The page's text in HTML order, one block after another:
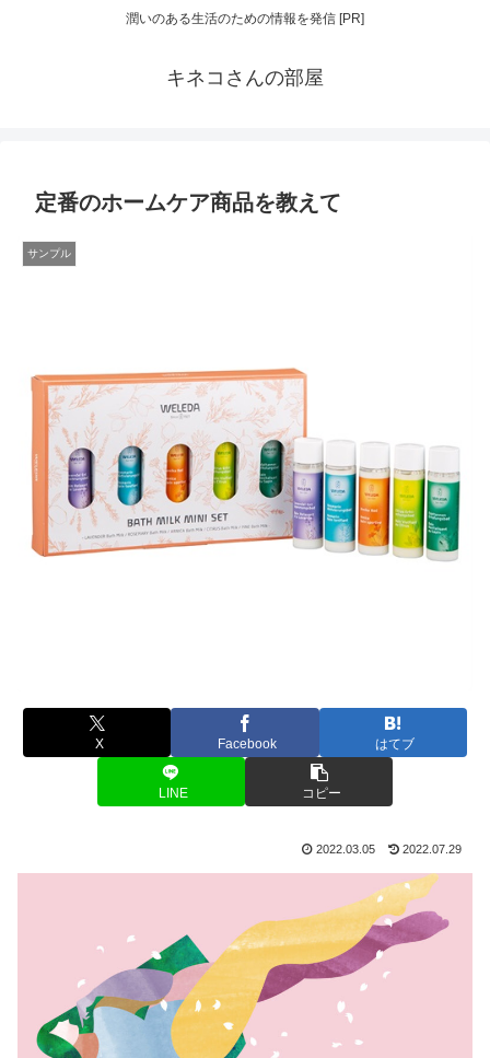
潤いのある生活のための情報を発信 [PR]
キネコさんの部屋
定番のホームケア商品を教えて
サンプル
X Facebook はてブ
LINE コピー
2022.03.05 2022.07.29